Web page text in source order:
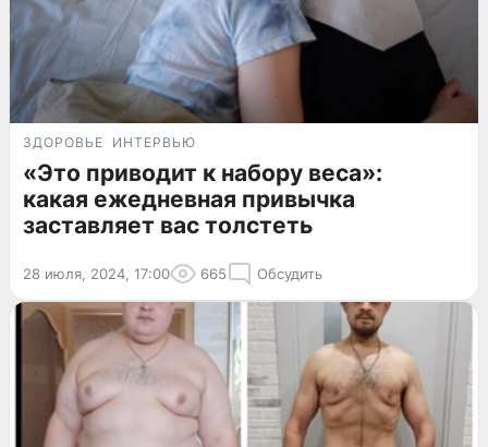
ЗДОРОВЬЕ ИНТЕРВЬЮ
«Это приводит к набору веса»:
какая ежедневная привычка
заставляет вас толстеть
28 июля, 2024, 17:00 665 Обсудить